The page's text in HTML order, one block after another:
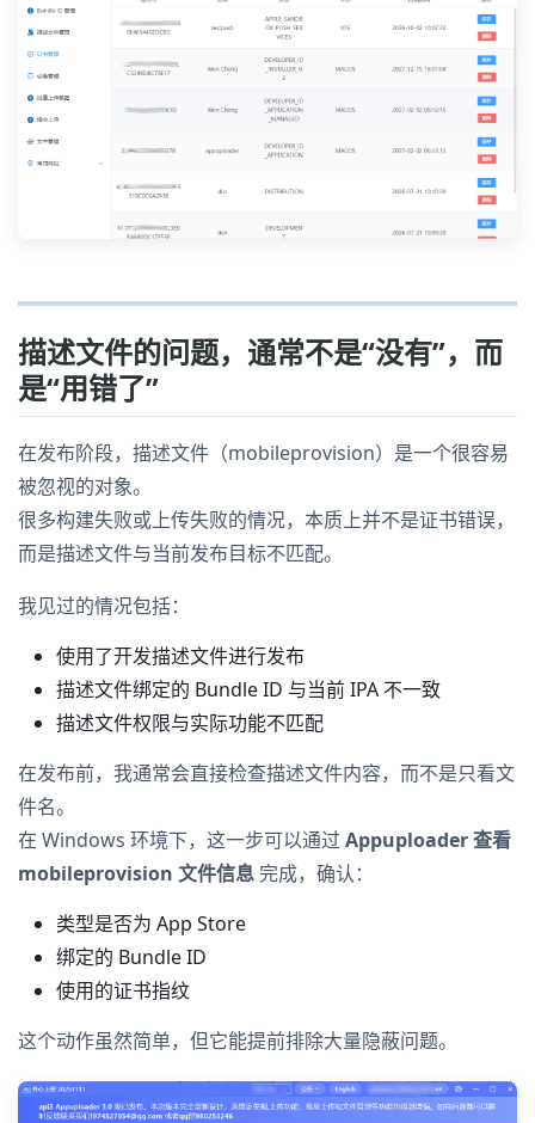
描述文件的问题，通常不是“没有”，而
是“用错了”
在发布阶段，描述文件（mobileprovision）是一个很容易
被忽视的对象。
很多构建失败或上传失败的情况，本质上并不是证书错误，
而是描述文件与当前发布目标不匹配。
我见过的情况包括：
使用了开发描述文件进行发布
描述文件绑定的 Bundle ID 与当前 IPA 不一致
描述文件权限与实际功能不匹配
在发布前，我通常会直接检查描述文件内容，而不是只看文
件名。
在 Windows 环境下，这一步可以通过 Appuploader 查看
mobileprovision 文件信息 完成，确认：
类型是否为 App Store
绑定的 Bundle ID
使用的证书指纹
这个动作虽然简单，但它能提前排除大量隐蔽问题。